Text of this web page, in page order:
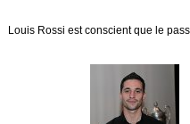
Louis Rossi est conscient que le